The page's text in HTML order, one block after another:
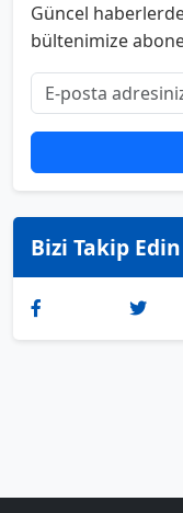
Güncel
bültenimize
Bizi Takip Edin